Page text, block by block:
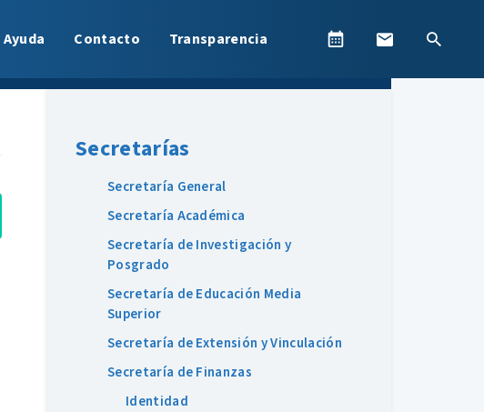
Ayuda Contacto Transparencia
Secretarías
Secretaría General
Secretaría Académica
Secretaría de Investigación y
Posgrado
Secretaría de Educación Media
Superior
Secretaría de Extensión y Vinculación
Secretaría de Finanzas
Identidad